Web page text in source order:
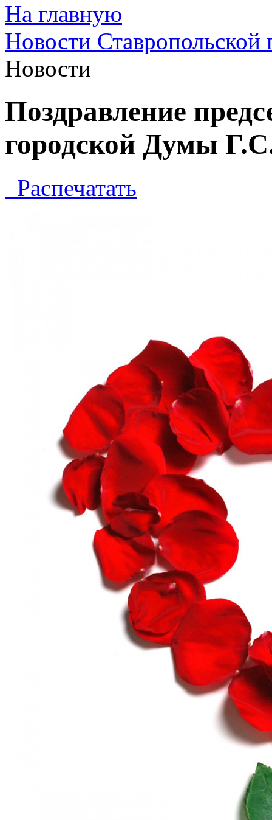
На главную
Новости
Новости
Поздравление
городской Думы
Распечатать